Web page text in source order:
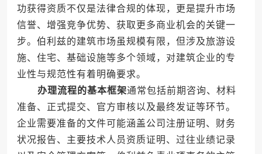
功获得资质不仅是法律合规的体现，更是提升市场
信誉、增强竞争优势、获取更多商业机会的关键一
步。伯利兹的建筑市场虽规模有限，但涉及旅游设
施、住宅、基础设施等多个领域，对建筑企业的专
业性与规范性有着明确要求。
办理流程的基本框架通常包括前期咨询、材料
准备、正式提交、官方审核以及最终发证等环节。
企业需要准备的文件可能涵盖公司注册证明、财务
状况报告、主要技术人员资质证明、过往业绩记录